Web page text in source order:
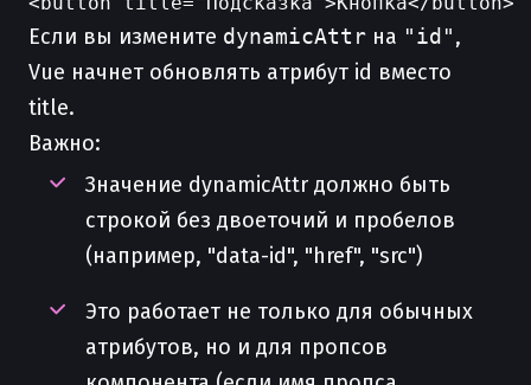
Если вы измените dynamicAttr на "id",
Vue начнет обновлять атрибут id вместо
title.
Важно:
Значение dynamicAttr должно быть
строкой без двоеточий и пробелов
(например, "data-id", "href", "src")
Это работает не только для обычных
атрибутов, но и для пропсов